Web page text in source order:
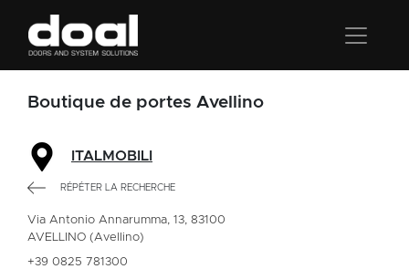
Boutique de portes Avellino
ITALMOBILI
RÉPÉTER LA RECHERCHE
Via Antonio Annarumma, 13, 83100
AVELLINO (Avellino)
+39 0825 781300